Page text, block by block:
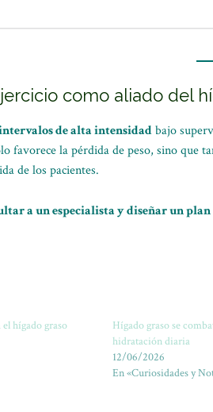
como aliado del
de alta intensidadbajo
favorece la pérdida de peso, sino que
de los pacientes.
a un especialista y diseñar un
hígado graso
Hígado graso se
hidratación diaria
12/06/2026
En «Curiosidades y